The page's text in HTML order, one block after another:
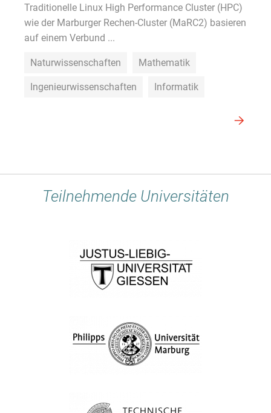
Traditionelle Linux High Performance Cluster (HPC)
wie der Marburger Rechen-Cluster (MaRC2) basieren
auf einem Verbund ...
Naturwissenschaften Mathematik
Ingenieurwissenschaften Informatik
Teilnehmende Universitäten